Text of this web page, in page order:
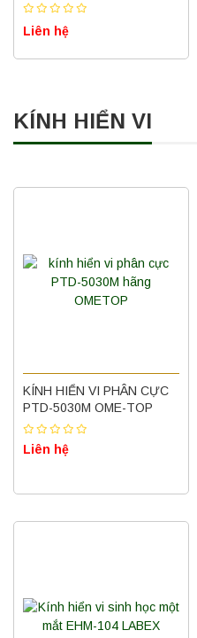
Liên hệ
KÍNH HIỂN VI
KÍNH HIỂN VI PHÂN CỰC
PTD-5030M OME-TOP
Liên hệ